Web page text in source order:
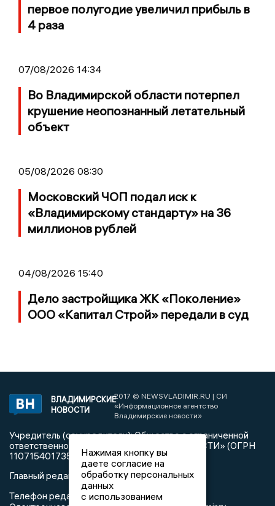
первое полугодие увеличил прибыль в
4 раза
07/08/2026 14:34
Во Владимирской области потерпел
крушение неопознанный летательный
объект
05/08/2026 08:30
Московский ЧОП подал иск к
«Владимирскому стандарту» на 36
миллионов рублей
04/08/2026 15:40
Дело застройщика ЖК «Поколение»
ООО «Капитал Строй» передали в суд
ВЛАДИМИРСКИЕ
НОВОСТИ
2017 © NEWSVLADIMIR.RU | СИ
«Информационное агентство
Владимирские новости»
Учредитель (соучредители): Общество с ограниченной
ответственностью «РЕГИОНАЛЬНЫЕ НОВОСТИ» (ОГРН
1107154017354)
Главный редактор: Мазов С. А.
Телефон редакции:8 (4922) 666916
Нажимая кнопку вы
даете согласие на
обработку персональных
данных
с использованием